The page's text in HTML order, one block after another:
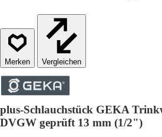
Vergleichen
plus-Schlauchstück GEKA
DVGW geprüft 13 mm (1/2")